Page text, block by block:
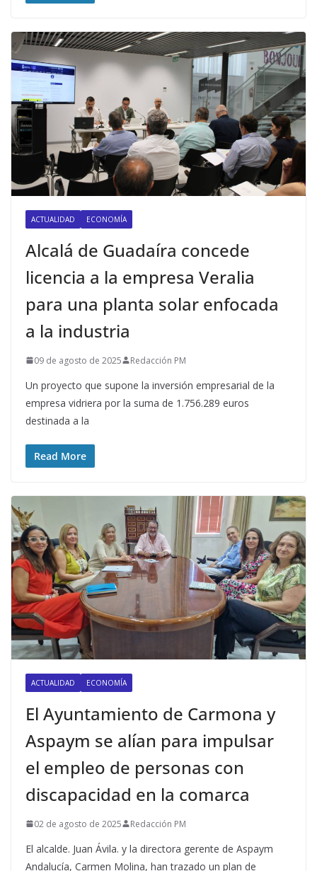
ACTUALIDAD ECONOMÍA
Alcalá de Guadaíra concede
licencia a la empresa Veralia
para una planta solar enfocada
a la industria
09 de agosto de 2025 Redacción PM
Un proyecto que supone la inversión empresarial de la
empresa vidriera por la suma de 1.756.289 euros
destinada a la
Read More
ACTUALIDAD ECONOMÍA
El Ayuntamiento de Carmona y
Aspaym se alían para impulsar
el empleo de personas con
discapacidad en la comarca
02 de agosto de 2025 Redacción PM
El alcalde. Juan Ávila. y la directora gerente de Aspaym
Andalucía, Carmen Molina, han trazado un plan de